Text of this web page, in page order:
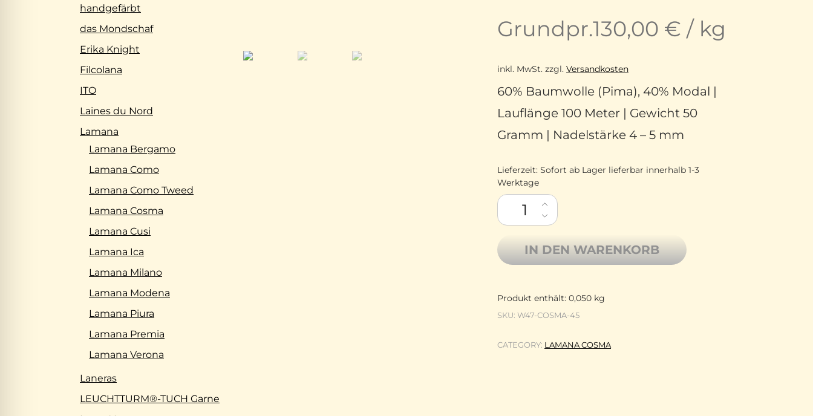
Grundpr.130,00 € / kg
inkl. MwSt. zzgl. Versandkosten
60% Baumwolle (Pima), 40% Modal |
Lauflänge 100 Meter | Gewicht 50
Gramm | Nadelstärke 4 – 5 mm
Lieferzeit: Sofort ab Lager lieferbar innerhalb 1-3
Werktage
Lamana Cosma Pima-Baumwolle Modal DK-Garn 45 Karibikblau
IN DEN WARENKORB
Produkt enthält: 0,050 kg
SKU: W47-COSMA-45
CATEGORY: LAMANA COSMA
handgefärbt
das Mondschaf
Erika Knight
Filcolana
ITO
Laines du Nord
Lamana
Lamana Bergamo
Lamana Como
Lamana Como Tweed
Lamana Cosma
Lamana Cusi
Lamana Ica
Lamana Milano
Lamana Modena
Lamana Piura
Lamana Premia
Lamana Verona
Laneras
LEUCHTTURM®-TUCH Garne